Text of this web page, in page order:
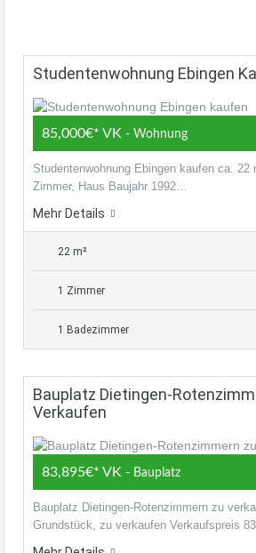
Studentenwohnung Ebingen
85,000€* VK - Wohnung
Studentenwohnung Ebingen kaufen ca. 22
Zimmer, Haus Baujahr 1992…
Mehr Details
22 m²
1 Zimmer
1 Badezimmer
Bauplatz Dietingen-
Verkaufen
83,895€* VK - Bauplatz
Bauplatz Dietingen-Rotenzimmern zu
Grundstück, zu verkaufen Verkaufspreis